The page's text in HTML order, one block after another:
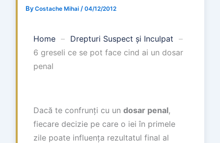
By Costache Mihai / 04/12/2012
Home – Drepturi Suspect și Inculpat –
6 greseli ce se pot face cind ai un dosar
penal
Dacă te confrunți cu un dosar penal,
fiecare decizie pe care o iei în primele
zile poate influența rezultatul final al